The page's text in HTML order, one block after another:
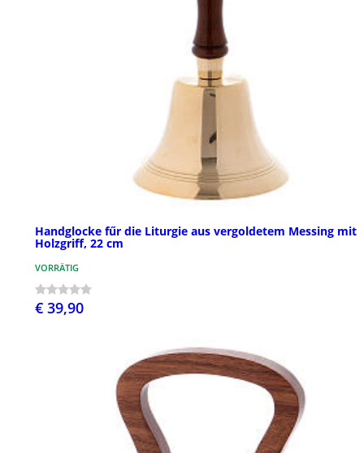
Handglocke fűr die Liturgie aus vergoldetem Messing mit
Holzgriff, 22 cm
VORRÄTIG
€ 39,90